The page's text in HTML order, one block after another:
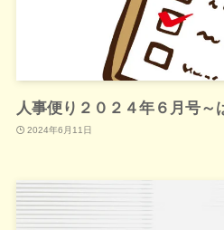
人事便り２０２４年６月号～
2024年6月11日